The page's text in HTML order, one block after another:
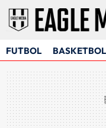
FUTBOL BASKETBOL